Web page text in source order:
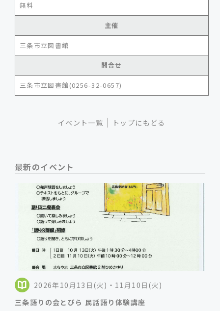
無料
主催
三条市立図書館
問合せ
三条市立図書館(0256-32-0657)
イベント一覧 トップにもどる
最新のイベント
2026年10月13日(火)・11月10日(火)
三条語りの会とびら 民話語り体験講座